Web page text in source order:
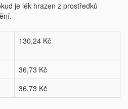
je lék hrazen z prostředků
130,24 Kč
36,73 Kč
36,73 Kč